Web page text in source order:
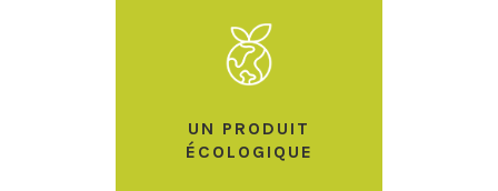
UN PRODUIT
ÉCOLOGIQUE